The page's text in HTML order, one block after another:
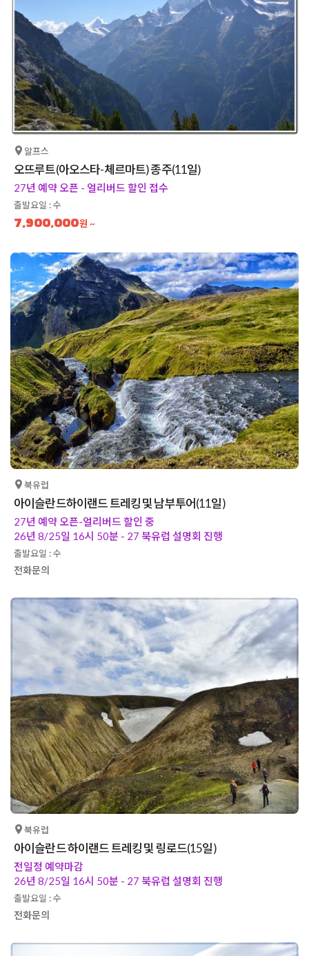
알프스
오뜨루트(아오스타-체르마트) 종주(11일)
27년 예약 오픈 - 얼리버드 할인 접수
출발요일 : 수
7,900,000원 ~
북유럽
아이슬란드하이랜드 트레킹 및 남부투어(11일)
27년 예약 오픈-얼리버드 할인 중
26년 8/25일 16시 50분 - 27 북유럽 설명회 진행
출발요일 : 수
전화문의
북유럽
아이슬란드 하이랜드 트레킹 및 링로드(15일)
전일정 예약마감
26년 8/25일 16시 50분 - 27 북유럽 설명회 진행
출발요일 : 수
전화문의